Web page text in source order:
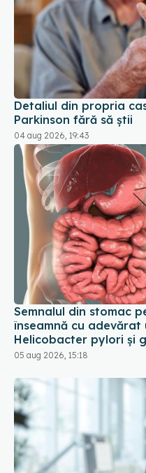
Detaliul din propria
Parkinson fără să știi
04 aug 2026, 19:43
Semnalul din stomac
înseamnă cu
Helicobacter pylori și
tratamentul mult mai
05 aug 2026, 15:18